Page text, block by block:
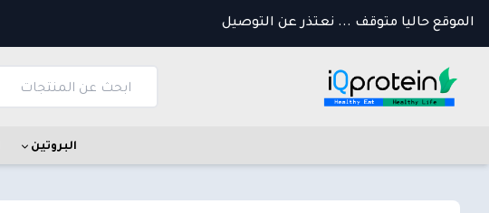
الموقع حاليا متوقف ... نعتذر عن التوصيل
البروتين